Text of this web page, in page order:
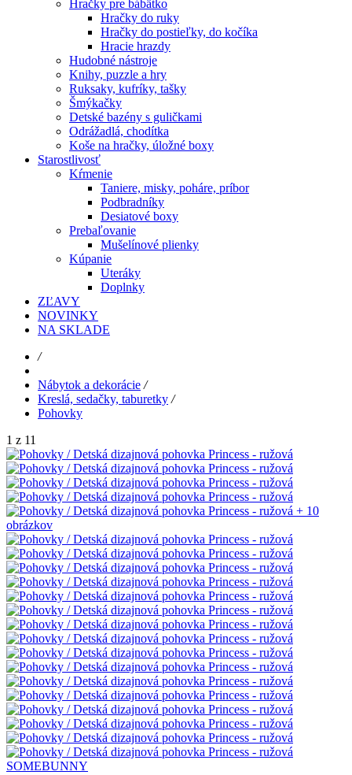
Hračky pre bábätko
Hračky do ruky
Hračky do postieľky, do kočíka
Hracie hrazdy
Hudobné nástroje
Knihy, puzzle a hry
Ruksaky, kufríky, tašky
Šmýkačky
Detské bazény s guličkami
Odrážadlá, chodítka
Koše na hračky, úložné boxy
Starostlivosť
Kŕmenie
Taniere, misky, poháre, príbor
Podbradníky
Desiatové boxy
Prebaľovanie
Mušelínové plienky
Kúpanie
Uteráky
Doplnky
ZĽAVY
NOVINKY
NA SKLADE
/
Nábytok a dekorácie /
Kreslá, sedačky, taburetky /
Pohovky
1 z 11
+ 10
obrázkov
SOMEBUNNY